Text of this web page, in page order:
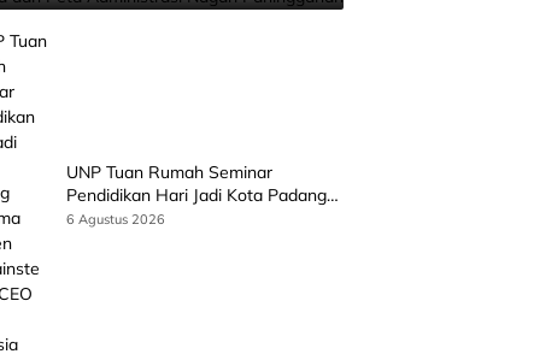
UNP Tuan Rumah Seminar
Pendidikan Hari Jadi Kota Padang
Bersama Wamen Diktisainstek dan
6 Agustus 2026